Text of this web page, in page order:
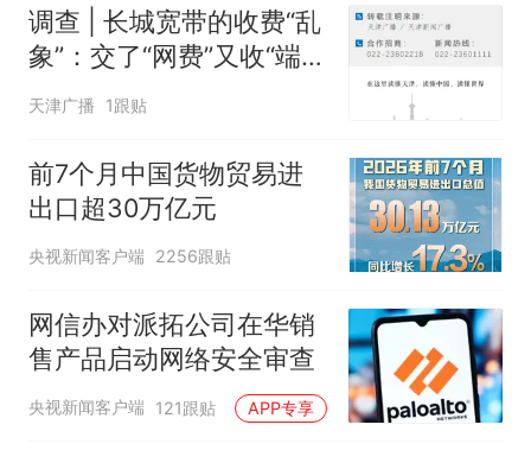
调查 | 长城宽带的收费“乱
象”：交了“网费”又收“端口
费”，退费没着落，使用期
天津广播 1跟贴
前7个月中国货物贸易进
出口超30万亿元
央视新闻客户端 2256跟贴
网信办对派拓公司在华销
售产品启动网络安全审查
央视新闻客户端 121跟贴 APP专享